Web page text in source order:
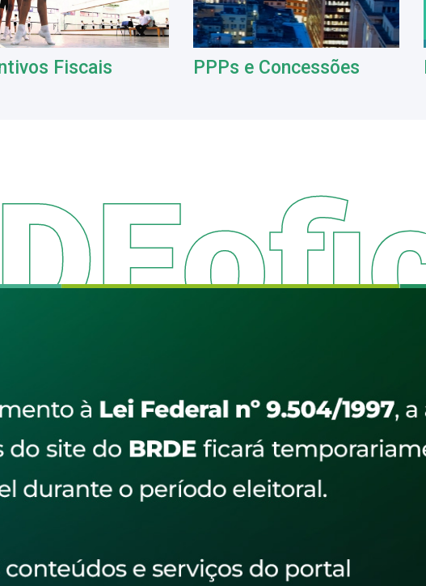
Fiscais PPPs e Concessões